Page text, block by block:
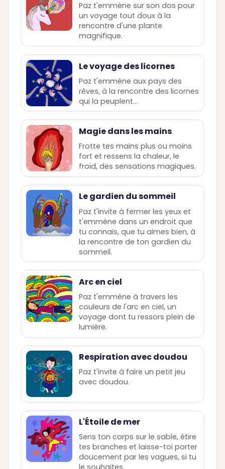
Paz t'emmène sur son dos pour
un voyage tout doux à la
rencontre d'une plante
magnifique.
Le voyage des licornes
Paz t'emmène aux pays des
rêves, à la rencontre des licornes
qui la peuplent...
Magie dans les mains
Frotte tes mains plus ou moins
fort et ressens la chaleur, le
froid, des sensations magiques.
Le gardien du sommeil
Paz t'invite à fermer les yeux et
t'emmène dans un endroit que
tu connais, que tu aimes bien, à
la rencontre de ton gardien du
sommeil.
Arc en ciel
Paz t'emmène à travers les
couleurs de l'arc en ciel, un
voyage dont tu ressors plein de
lumière.
Respiration avec doudou
Paz t'invite à faire un petit jeu
avec doudou.
L'Étoile de mer
Sens ton corps sur le sable, étire
tes branches et laisse-toi porter
doucement par les vagues, si tu